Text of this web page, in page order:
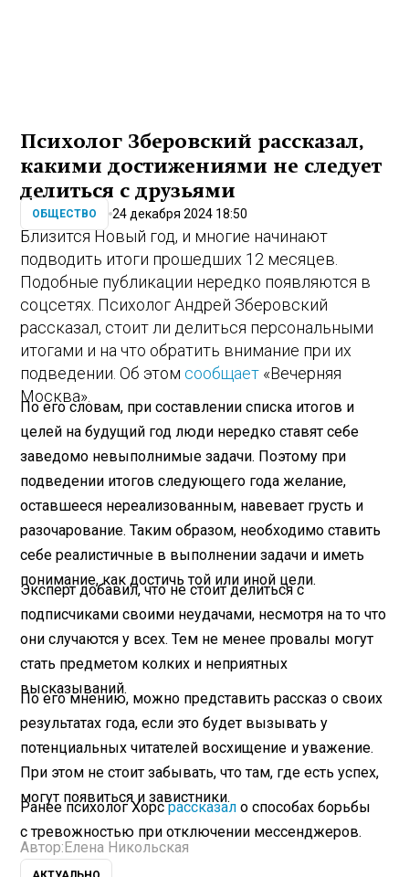
Психолог Зберовский рассказал,
какими достижениями не следует
делиться с друзьями
ОБЩЕСТВО 24 декабря 2024 18:50
Близится Новый год, и многие начинают
подводить итоги прошедших 12 месяцев.
Подобные публикации нередко появляются в
соцсетях. Психолог Андрей Зберовский
рассказал, стоит ли делиться персональными
итогами и на что обратить внимание при их
подведении. Об этом сообщает «Вечерняя
Москва».
По его словам, при составлении списка итогов и
целей на будущий год люди нередко ставят себе
заведомо невыполнимые задачи. Поэтому при
подведении итогов следующего года желание,
оставшееся нереализованным, навевает грусть и
разочарование. Таким образом, необходимо ставить
себе реалистичные в выполнении задачи и иметь
понимание, как достичь той или иной цели.
Эксперт добавил, что не стоит делиться с
подписчиками своими неудачами, несмотря на то что
они случаются у всех. Тем не менее провалы могут
стать предметом колких и неприятных
высказываний.
По его мнению, можно представить рассказ о своих
результатах года, если это будет вызывать у
потенциальных читателей восхищение и уважение.
При этом не стоит забывать, что там, где есть успех,
могут появиться и завистники.
Ранее психолог Хорсрассказал о способах борьбы
с тревожностью при отключении мессенджеров.
Автор:Елена Никольская